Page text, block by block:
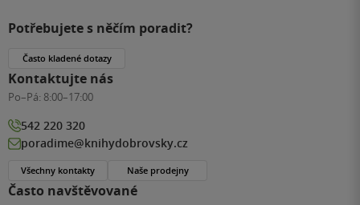
Často navštěvované
Potřebujete s něčím poradit?
Často kladené dotazy
Kontaktujte nás
Po–Pá: 8:00–17:00
542 220 320
poradime@knihydobrovsky.cz
Všechny kontakty Naše prodejny